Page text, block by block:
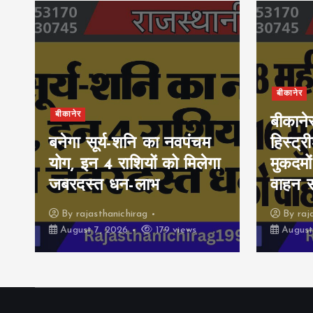
बीकानेर
बनेगा सूर्य-शनि का नवपंचम
योग, इन 4 राशियों को मिलेगा
जबरदस्त धन-लाभ
By rajasthanichirag
August 7, 2026
179 views
बीकानेर
वाहन
By